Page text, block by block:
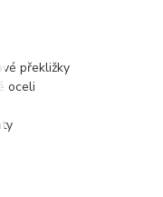
překližky
oceli